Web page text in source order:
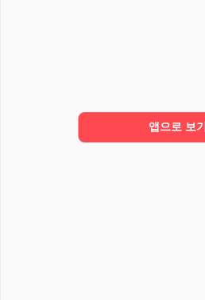
롤렉스 빈티지👑킹마이다스
드레
드레
앱으로 보기